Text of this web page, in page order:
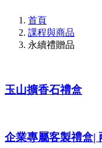
首頁
課程與商品
永續禮贈品
玉山擴香石禮盒
企業專屬客製禮盒|